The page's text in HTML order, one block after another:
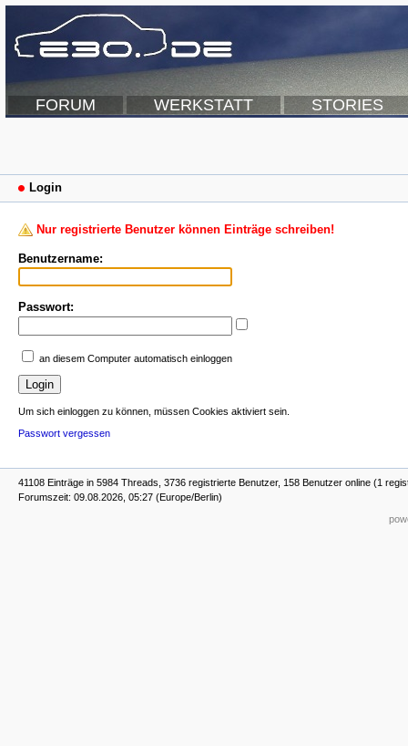
FORUM WERKSTATT STORIES
Login
Nur registrierte Benutzer können Einträge schreiben!
Benutzername:
Passwort:
an diesem Computer automatisch einloggen
Um sich einloggen zu können, müssen Cookies aktiviert sein.
Passwort vergessen
41108 Einträge in 5984 Threads, 3736 registrierte Benutzer, 158 Benutzer online (1
Forumszeit: 09.08.2026, 05:27 (Europe/Berlin)